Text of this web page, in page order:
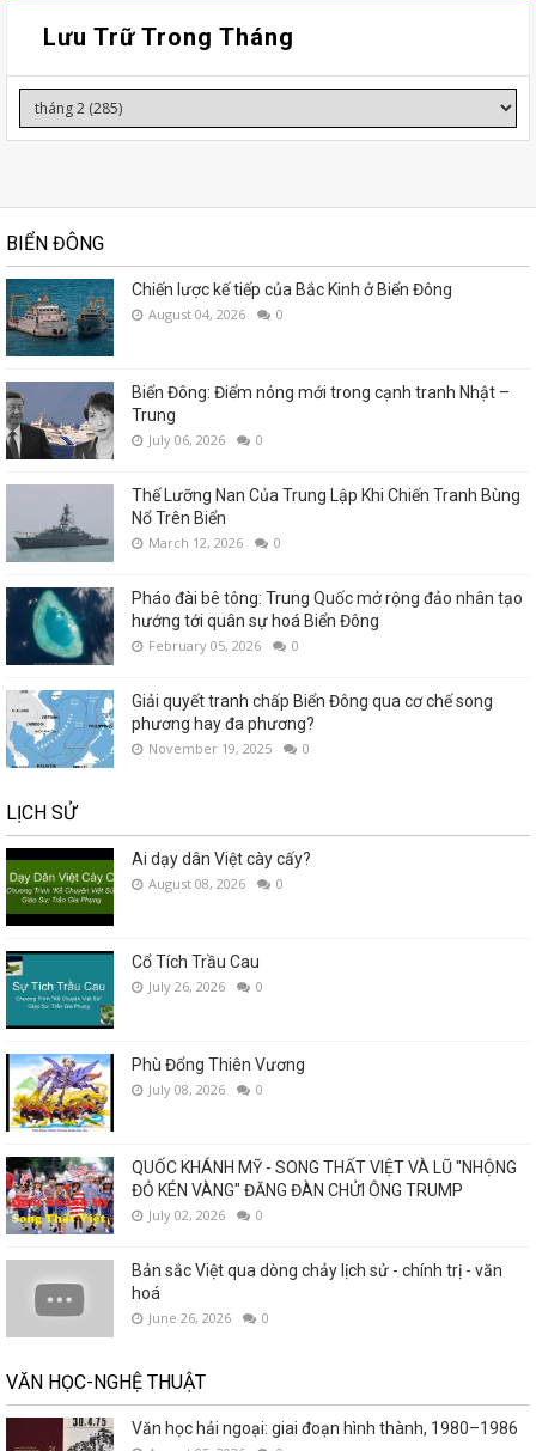
Lưu Trữ Trong Tháng
BIỂN ĐÔNG
Chiến lược kế tiếp của Bắc Kinh ở Biển Đông
August 04, 2026 0
Biển Đông: Điểm nóng mới trong cạnh tranh Nhật –
Trung
July 06, 2026 0
Thế Lưỡng Nan Của Trung Lập Khi Chiến Tranh Bùng
Nổ Trên Biển
March 12, 2026 0
Pháo đài bê tông: Trung Quốc mở rộng đảo nhân tạo
hướng tới quân sự hoá Biển Đông
February 05, 2026 0
Giải quyết tranh chấp Biển Đông qua cơ chế song
phương hay đa phương?
November 19, 2025 0
LỊCH SỬ
Ai dạy dân Việt cày cấy?
August 08, 2026 0
Cổ Tích Trầu Cau
July 26, 2026 0
Phù Đổng Thiên Vương
July 08, 2026 0
QUỐC KHÁNH MỸ - SONG THẤT VIỆT VÀ LŨ "NHỘNG
ĐỎ KÉN VÀNG" ĐĂNG ĐÀN CHỬI ÔNG TRUMP
July 02, 2026 0
Bản sắc Việt qua dòng chảy lịch sử - chính trị - văn
hoá
June 26, 2026 0
VĂN HỌC-NGHỆ THUẬT
Văn học hải ngoại: giai đoạn hình thành, 1980–1986